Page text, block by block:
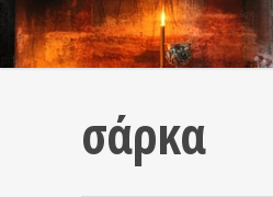
σάρκα